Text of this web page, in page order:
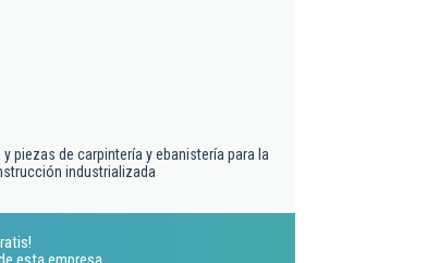
piezas de carpintería y ebanistería para la
industrializada